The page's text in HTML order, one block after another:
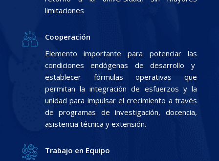
limitaciones
Cooperación
Elemento importante para potenciar las
condiciones endógenas de desarrollo y
establecer fórmulas operativas que
permitan la integración de esfuerzos y la
unidad para impulsar el crecimiento a través
de programas de investigación, docencia,
asistencia técnica y extensión.
Trabajo en Equipo